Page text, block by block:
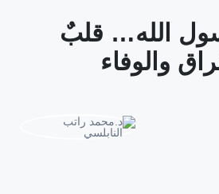
الله… قلبٌ
والوفاء